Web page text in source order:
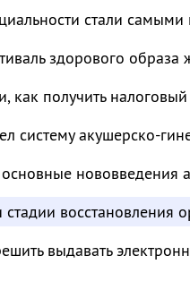
стали
здорового
как получить
систему акушерско-
нововведения
стадии восстановления
выдавать